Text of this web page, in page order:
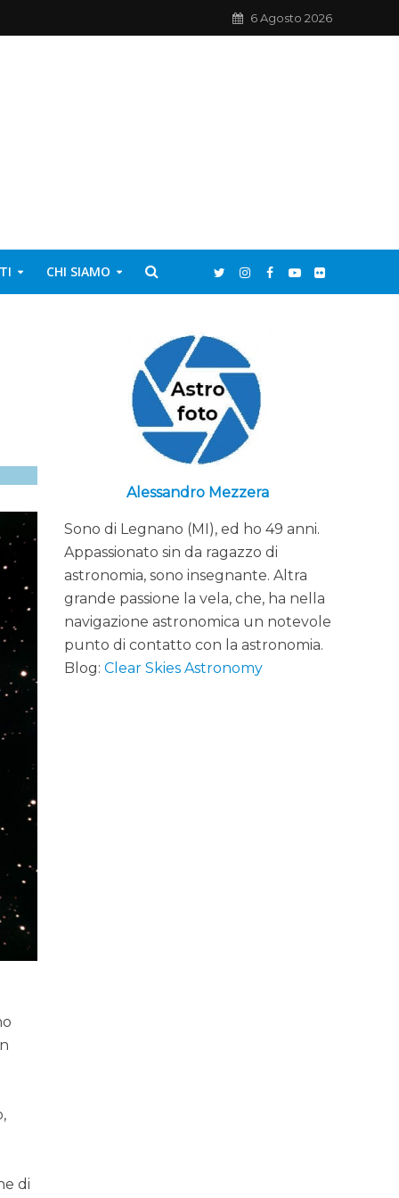
6 Agosto 2026
CHI SIAMO
di
Alessandro Mezzera
Sono di Legnano (MI), ed ho 49 anni.
Appassionato sin da ragazzo di
astronomia, sono insegnante. Altra
grande passione la vela, che, ha nella
navigazione astronomica un notevole
punto di contatto con la astronomia.
Blog:Clear Skies Astronomy